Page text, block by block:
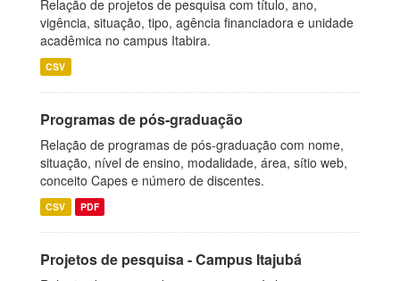
Relação de projetos de pesquisa com título, ano,
vigência, situação, tipo, agência financiadora e unidade
acadêmica no campus Itabira.
CSV
Programas de pós-graduação
Relação de programas de pós-graduação com nome,
situação, nível de ensino, modalidade, área, sítio web,
conceito Capes e número de discentes.
CSV PDF
Projetos de pesquisa - Campus Itajubá